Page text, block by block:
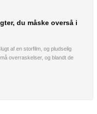
du måske overså i
af en storfilm, og pludselig
overraskelser, og blandt de